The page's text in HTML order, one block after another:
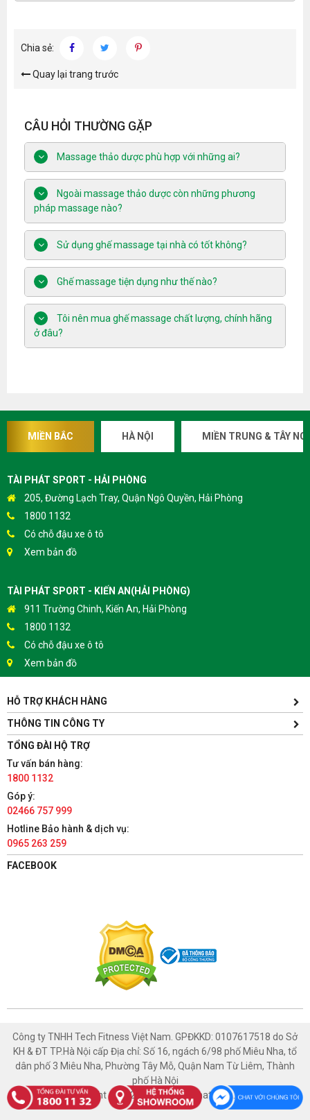
Chia sẻ:
Quay lại trang trước
CÂU HỎI THƯỜNG GẶP
Massage thảo dược phù hợp với những ai?
Ngoài massage thảo dược còn những phương
pháp massage nào?
Sử dụng ghế massage tại nhà có tốt không?
Ghế massage tiện dụng như thế nào?
Tôi nên mua ghế massage chất lượng, chính hãng
ở đâu?
MIỀN BẮC HÀ NỘI MIỀN TRUNG & TÂY
TÀI PHÁT SPORT - HẢI PHÒNG
205, Đường Lạch Tray, Quận Ngô Quyền, Hải Phòng
1800 1132
Có chỗ đậu xe ô tô
Xem bản đồ
TÀI PHÁT SPORT - KIẾN AN(HẢI PHÒNG)
911 Trường Chinh, Kiến An, Hải Phòng
1800 1132
Có chỗ đậu xe ô tô
Xem bản đồ
TÀI PHÁT SPORT - HƯNG YÊN
Yên Lịch, Xã Dân Tiến, Huyện Khoái Châu, Hưng Yên(Gần
Trường ĐH Sư Phạm Kỹ Thuật Hưng Yên cách 300m)
1800 1132
Có chỗ đậu xe ô tô
TÀI PHÁT SPORT - HÀ NAM
86 Châu Cầu, Phường Minh Khai, Thành phố Phủ Lý, Hà Nam
1800 1132
TÀI PHÁT SPORT - NAM ĐỊNH
447 Trường Chinh, Phường Thống Nhất, Thành phố Nam Định,
Có chỗ đậu xe ô tô
TÀI PHÁT SPORT - HÒA BÌNH
1129 Đường An Dương Vương, Tổ 2, Phường Thống Nhất,
Thành phố Hòa Bình, Hòa Bình
TỔNG ĐÀI HỘ TRỢ
Tư vấn bán hàng:
1800 1132
Góp ý:
02466 757 999
Hotline Bảo hành & dịch vụ:
0965 263 259
HỖ TRỢ KHÁCH HÀNG
THÔNG TIN CÔNG TY
FACEBOOK
Công ty TNHH Tech Fitness Việt Nam. GPĐKKD: 0107617518 do Sở
KH & ĐT TP.Hà Nội cấp Địa chỉ: Số 16, ngách 6/98 phố Miêu Nha, tổ
dân phố 3 Miêu Nha, Phường Tây Mỗ, Quận Nam Từ Liêm, Thành
phố Hà Nội
Copyright © 2021 Thethaotaiphat.com.vn